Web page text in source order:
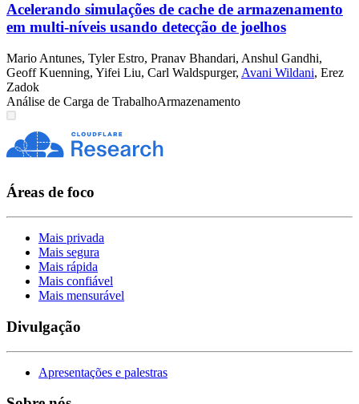
Acelerando simulações de cache de armazenamento
em multi-níveis usando detecção de joelhos
Mario Antunes, Tyler Estro, Pranav Bhandari, Anshul Gandhi,
Geoff Kuenning, Yifei Liu, Carl Waldspurger, Avani Wildani, Erez
Zadok
Análise de Carga de TrabalhoArmazenamento
Áreas de foco
Mais privada
Mais segura
Mais rápida
Mais confiável
Mais mensurável
Divulgação
Apresentações e palestras